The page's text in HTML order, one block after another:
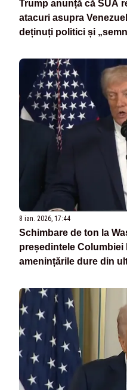
Trump anunță că SUA
atacuri asupra
deținuți politici și
8 ian. 2026, 17:44
Schimbare de ton la
președintele Columbiei
amenințările dure din